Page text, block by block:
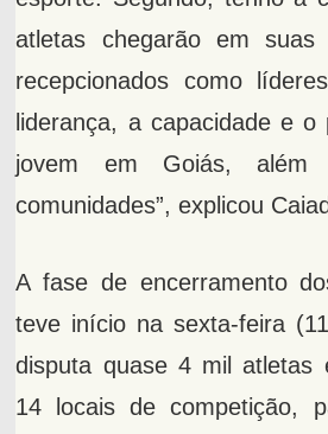
atletas chegarão em
recepcionados como
liderança, a capacidade e o
jovem em Goiás,
comunidades”, explicou
A fase de encerramento
teve início na sexta-feira
disputa quase 4 mil atletas
14 locais de competição,